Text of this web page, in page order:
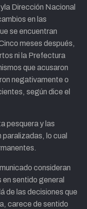
Dirección Nacional
en las
se encuentran
meses después,
ni la Prefectura
que acusaron
negativamente o
según dice el
pesquera y las
lo cual
consideran
sentido general
de las decisiones que
carece de sentido